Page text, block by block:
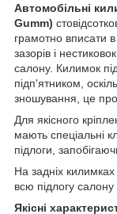
Автомобільні
Gumm)
грамотно вписати
зазорів і
салону. Килимок
підп'ятником,
зношування, це
Для якісного
мають спеціальні
підлоги,
На задніх
всю підлогу салону
Якісні